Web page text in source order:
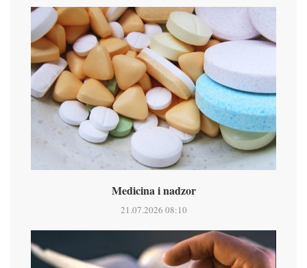
Medicina i nadzor
21.07.2026 08:10